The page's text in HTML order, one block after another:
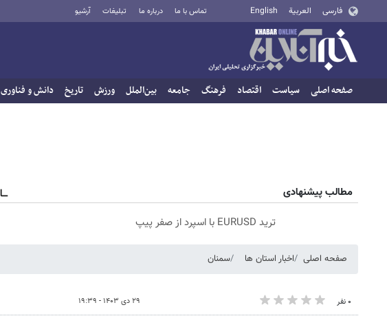
فارسی العربية English تماس با ما درباره ما تبلیغات آرشیو
صفحه اصلی سیاست اقتصاد فرهنگ جامعه بین‌الملل ورزش تاریخ دانش و فناوری
مطالب پیشنهادی
ترید EURUSD با اسپرد از صفر پیپ
صفحه اصلی اخبار استان ها سمنان
۰ نفر ۲۹ دی ۱۴۰۳ - ۱۹:۳۹